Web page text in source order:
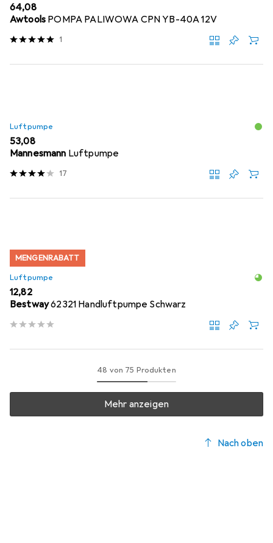
EUR
64,08
Awtools POMPA PALIWOWA CPN YB-40A 12V
1
Luftpumpe
EUR
53,08
Mannesmann Luftpumpe
17
MENGENRABATT
Luftpumpe
EUR
12,82
Bestway62321 Handluftpumpe Schwarz
48 von 75 Produkten
Mehr anzeigen
Nach oben